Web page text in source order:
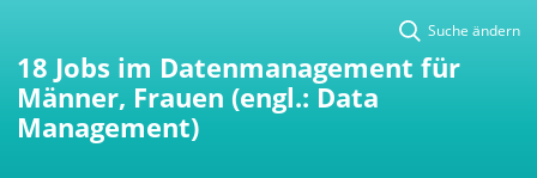
Suche ändern
18 Jobs im Datenmanagement für
Männer, Frauen (engl.: Data
Management)